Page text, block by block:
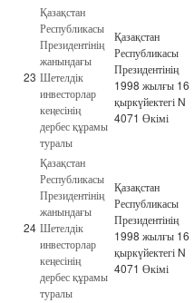
23
Қазақстан
Республикасы
Президентінің
жанындағы
Шетелдік
инвесторлар
кеңесінің
дербес құрамы
туралы
Қазақстан
Республикасы
Президентінің
1998 жылғы 16
қыркүйектегі N
4071 Өкімі
24
Қазақстан
Республикасы
Президентінің
жанындағы
Шетелдік
инвесторлар
кеңесінің
дербес құрамы
туралы
Қазақстан
Республикасы
Президентінің
1998 жылғы 16
қыркүйектегі N
4071 Өкімі